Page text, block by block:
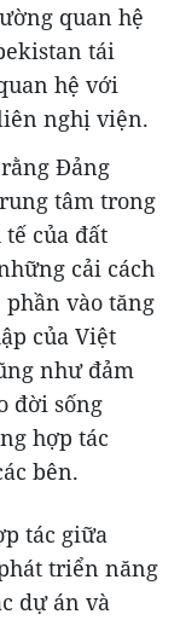
quan hệ
tái
hệ với
nghị viện.
Đảng
tâm trong
của đất
cải cách
phần vào tăng
của Việt
như đảm
đời sống
hợp tác
bên.
tác giữa
triển năng
dự án và